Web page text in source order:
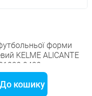
форми
KELME ALICANTE
До кошику